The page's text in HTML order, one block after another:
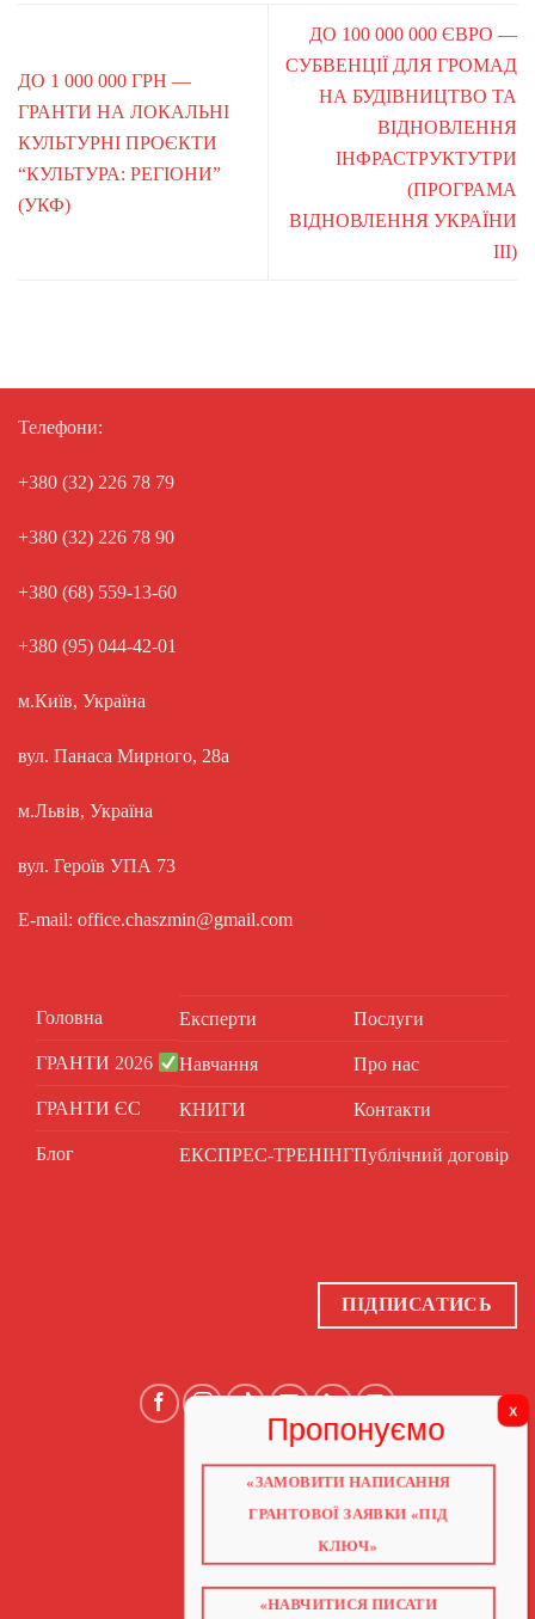
ДО 1 000 000 ГРН —
ГРАНТИ НА ЛОКАЛЬНІ
КУЛЬТУРНІ ПРОЄКТИ
“КУЛЬТУРА: РЕГІОНИ”
(УКФ)
ДО 100 000 000 ЄВРО —
СУБВЕНЦІЇ ДЛЯ ГРОМАД
НА БУДІВНИЦТВО ТА
ВІДНОВЛЕННЯ
ІНФРАСТРУКТУТРИ
(ПРОГРАМА
ВІДНОВЛЕННЯ УКРАЇНИ
ІІІ)
Телефони:
+380 (32) 226 78 79
+380 (32) 226 78 90
+380 (68) 559-13-60
+380 (95) 044-42-01
м.Київ, Україна
вул. Панаса Мирного, 28а
м.Львів, Україна
вул. Героїв УПА 73
E-mail: office.chaszmin@gmail.com
Головна
ГРАНТИ 2026
ГРАНТИ ЄС
Блог
Експерти
Навчання
КНИГИ
ЕКСПРЕС-ТРЕНІНГ
Послуги
Про нас
Контакти
Публічний договір
ПІДПИСАТИСЬ
ГОЛОВНА
ГРАНТИ 2026
ПОСЛУГИ
НАВЧАННЯ
КНИГИ
«ЗАМОВИТИ НАПИСАННЯ
ГРАНТОВОЇ ЗАЯВКИ «ПІД
КЛЮЧ»
«НАВЧИТИСЯ ПИСАТИ